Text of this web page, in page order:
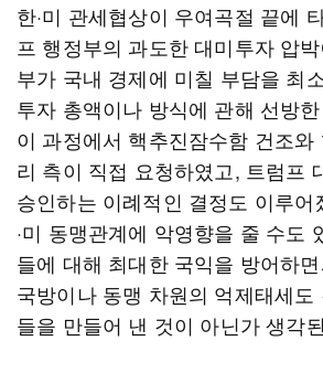
한·미 관세협상이 우여곡절 끝에
프 행정부의 과도한 대미투자 압
부가 국내 경제에 미칠 부담을 최
투자 총액이나 방식에 관해 선방
이 과정에서 핵추진잠수함 건조와
리 측이 직접 요청하였고, 트럼프
승인하는 이례적인 결정도 이루
·미 동맹관계에 악영향을 줄 수도
들에 대해 최대한 국익을 방어하
국방이나 동맹 차원의 억제태세
들을 만들어 낸 것이 아닌가 생각